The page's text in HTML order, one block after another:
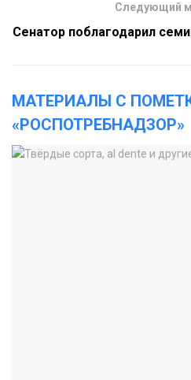
Следующий
Сенатор поблагодарил
МАТЕРИАЛЫ С
«РОСПОТРЕБНАДЗОР»